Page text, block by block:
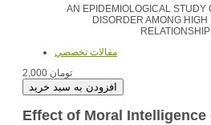
AN EPIDEMIOLOGICAL STUDY
DISORDER AMONG
مقالات تخصصي
2,000 تومان
Effect of Moral